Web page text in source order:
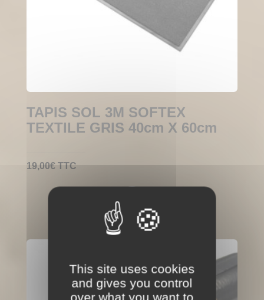
TAPIS SOL 3M SOFTEX
TEXTILE GRIS 40cm X 60cm
19,00€ TTC
This site uses cookies
and gives you control
over what you want to